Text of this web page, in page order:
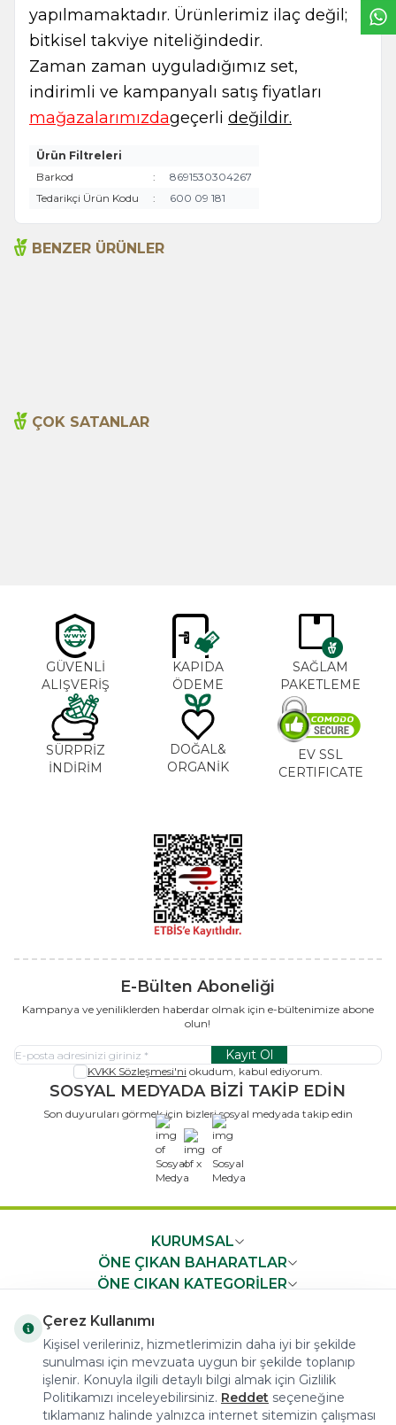
yapılmamaktadır. Ürünlerimiz ilaç değil;
bitkisel takviye niteliğindedir.
Zaman zaman uyguladığımız set,
indirimli ve kampanyalı satış fiyatları
mağazalarımızdageçerli değildir.
Ürün Filtreleri
Barkod
:
8691530304267
Tedarikçi Ürün Kodu
: 600 09 181
BENZER ÜRÜNLER
ÇOK SATANLAR
GÜVENLİ
ALIŞVERİŞ
KAPIDA
ÖDEME
SAĞLAM
PAKETLEME
SÜRPRİZ
İNDİRİM
DOĞAL&
ORGANİK
EV SSL
CERTIFICATE
E-Bülten Aboneliği
Kampanya ve yeniliklerden haberdar olmak için e-bültenimize abone
olun!
Kayıt Ol
KVKK Sözleşmesi'ni okudum, kabul ediyorum.
SOSYAL MEDYADA BİZİ TAKİP EDİN
Son duyuruları görmek için bizleri sosyal medyada takip edin
x
KURUMSAL
ÖNE ÇIKAN BAHARATLAR
ÖNE ÇIKAN KATEGORİLER
HIZLI ERİŞİM
Çerez Kullanımı
Kişisel verileriniz, hizmetlerimizin daha iyi bir şekilde
sunulması için mevzuata uygun bir şekilde toplanıp
işlenir. Konuyla ilgili detaylı bilgi almak için Gizlilik
Politikamızı inceleyebilirsiniz. Reddet seçeneğine
tıklamanız halinde yalnızca internet sitemizin çalışması